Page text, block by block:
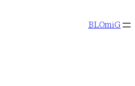
BLOmiG